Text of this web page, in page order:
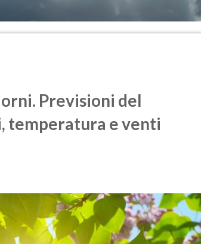
Previsioni del
temperatura e venti